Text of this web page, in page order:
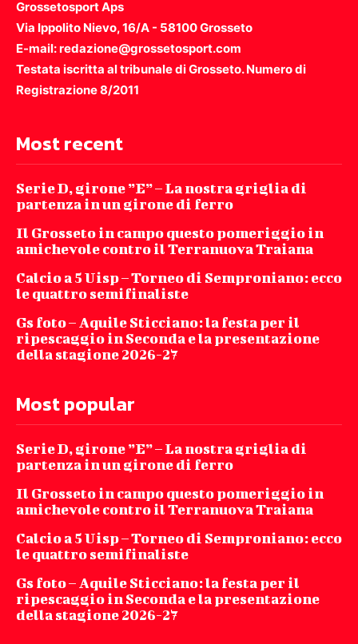
Grossetosport Aps
Via Ippolito Nievo, 16/A - 58100 Grosseto
E-mail: redazione@grossetosport.com
Testata iscritta al tribunale di Grosseto. Numero di
Registrazione 8/2011
Most recent
Serie D, girone ”E” – La nostra griglia di
partenza in un girone di ferro
Il Grosseto in campo questo pomeriggio in
amichevole contro il Terranuova Traiana
Calcio a 5 Uisp – Torneo di Semproniano: ecco
le quattro semifinaliste
Gs foto – Aquile Sticciano: la festa per il
ripescaggio in Seconda e la presentazione
della stagione 2026-27
Most popular
Serie D, girone ”E” – La nostra griglia di
partenza in un girone di ferro
Il Grosseto in campo questo pomeriggio in
amichevole contro il Terranuova Traiana
Calcio a 5 Uisp – Torneo di Semproniano: ecco
le quattro semifinaliste
Gs foto – Aquile Sticciano: la festa per il
ripescaggio in Seconda e la presentazione
della stagione 2026-27